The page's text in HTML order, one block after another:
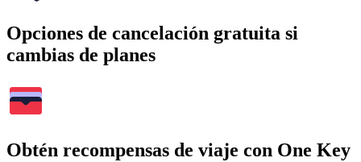
Opciones de cancelación gratuita si
cambias de planes
Obtén recompensas de viaje con One Key